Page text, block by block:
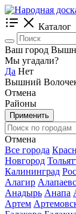
Каталог
Ваш город
Мы угадали?
Да Нет
Вышний
Отмена
Районы
Применить
Отмена
Все города
Новгород
Калининград
Алагир
Анадырь Анапа
Артем